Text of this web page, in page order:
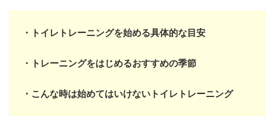
・トイレトレーニングを始める具体的な目安
・トレーニングをはじめるおすすめの季節
・こんな時は始めてはいけないトイレトレーニング